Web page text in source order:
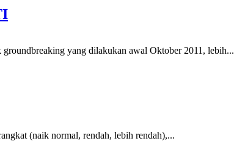
yang dilakukan awal Oktober 2011, lebih...
(naik normal, rendah, lebih rendah),...